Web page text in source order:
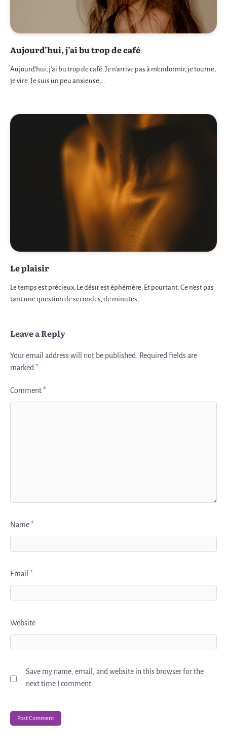
Aujourd’hui, j’ai bu trop de café
Aujourd’hui, j’ai bu trop de café. Je n’arrive pas à m’endormir, je tourne,
je vire. Je suis un peu anxieuse,…
Le plaisir
Le temps est précieux, Le désir est éphémère. Et pourtant. Ce n’est pas
tant une question de secondes, de minutes,…
Leave a Reply
Your email address will not be published.
Required fields are
marked *
Comment*
Name*
Email *
Website
Save my name, email, and website in this browser for the
next time I comment.